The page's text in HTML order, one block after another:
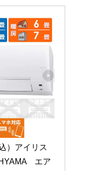
）アイリス
　エア